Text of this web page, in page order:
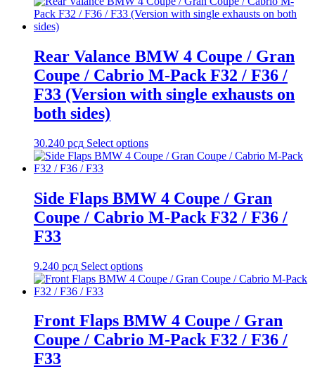
Rear Valance BMW 4 Coupe / Gran
Coupe / Cabrio M-Pack F32 / F36 /
F33 (Version with single exhausts on
both sides)
30.240 рсд Select options
Side Flaps BMW 4 Coupe / Gran
Coupe / Cabrio M-Pack F32 / F36 /
F33
9.240 рсд Select options
Front Flaps BMW 4 Coupe / Gran
Coupe / Cabrio M-Pack F32 / F36 /
F33